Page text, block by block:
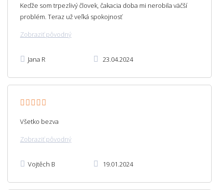
Keďže som trpezlivý človek, čakacia doba mi nerobila väčší
problém. Teraz už veľká spokojnosť
Zobraziť pôvodný
Jana R 23.04.2024
Všetko bezva
Zobraziť pôvodný
Vojtěch B 19.01.2024